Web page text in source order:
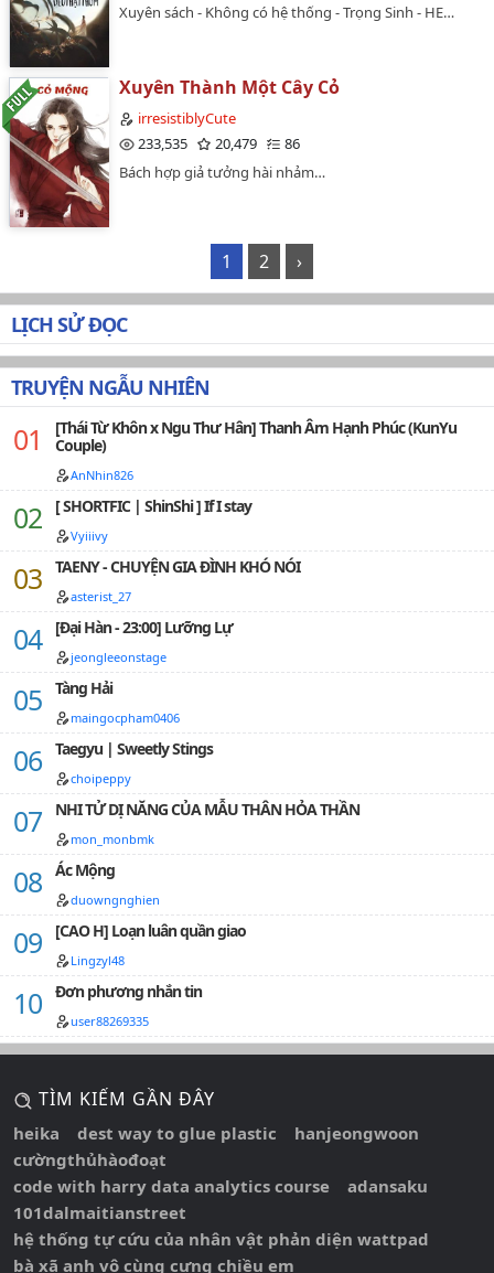
Xuyên sách - Không có hệ thống - Trọng Sinh - HE…
Xuyên Thành Một Cây Cỏ
irresistiblyCute
233,535
20,479
86
Bách hợp giả tưởng hài nhảm…
1 2 ›
LỊCH SỬ ĐỌC
TRUYỆN NGẪU NHIÊN
[Thái Từ Khôn x Ngu Thư Hân] Thanh Âm Hạnh Phúc (KunYu
Couple)
AnNhin826
[ SHORTFIC | ShinShi ] If I stay
Vyiiivy
TAENY - CHUYỆN GIA ĐÌNH KHÓ NÓI
asterist_27
[Đại Hàn - 23:00] Lưỡng Lự
jeongleeonstage
Tàng Hải
maingocpham0406
Taegyu | Sweetly Stings
choipeppy
NHI TỬ DỊ NĂNG CỦA MẪU THÂN HỎA THẦN
mon_monbmk
Ác Mộng
duowngnghien
[CAO H] Loạn luân quần giao
Lingzyl48
Đơn phương nhắn tin
user88269335
TÌM KIẾM GẦN ĐÂY
heika dest way to glue plastic
hanjeongwoon
cườngthủhàođoạt
code with harry data analytics course
adansaku
101dalmaitianstreet
hệ thống tự cứu của nhân vật phản diện wattpad
bà xã anh vô cùng cưng chiều em